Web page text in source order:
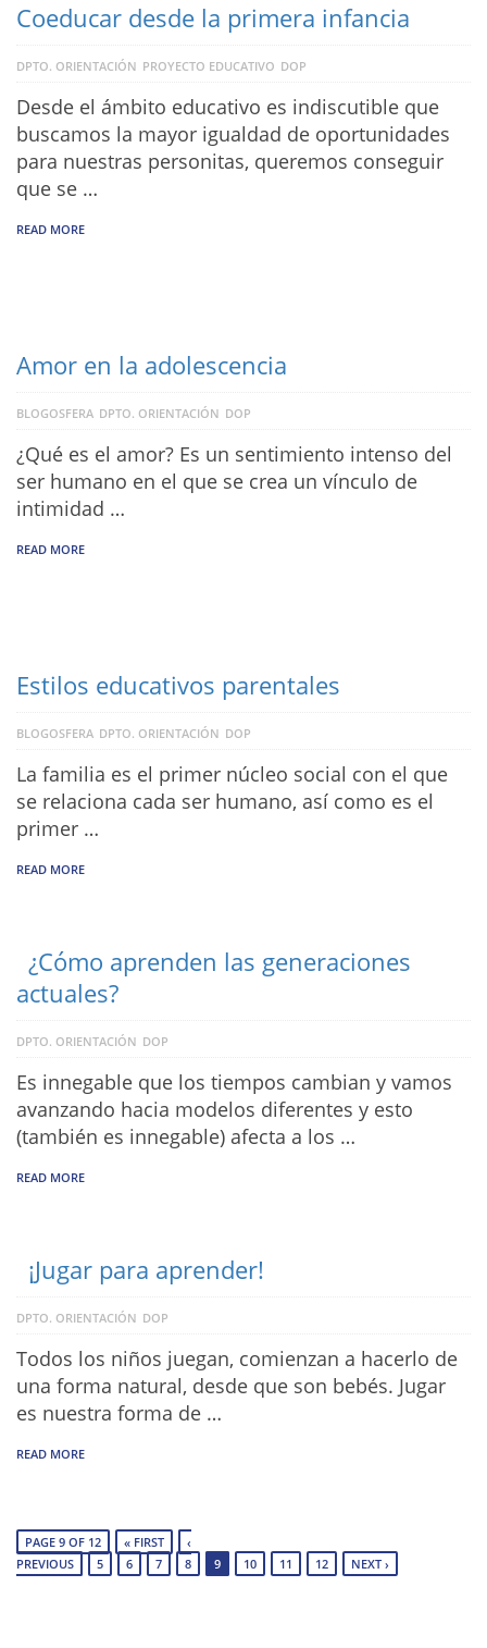
Coeducar desde la primera infancia
DPTO. ORIENTACIÓN PROYECTO EDUCATIVO DOP
Desde el ámbito educativo es indiscutible que
buscamos la mayor igualdad de oportunidades
para nuestras personitas, queremos conseguir
que se …
READ MORE
Amor en la adolescencia
BLOGOSFERA DPTO. ORIENTACIÓN DOP
¿Qué es el amor? Es un sentimiento intenso del
ser humano en el que se crea un vínculo de
intimidad …
READ MORE
Estilos educativos parentales
BLOGOSFERA DPTO. ORIENTACIÓN DOP
La familia es el primer núcleo social con el que
se relaciona cada ser humano, así como es el
primer …
READ MORE
¿Cómo aprenden las generaciones
actuales?
DPTO. ORIENTACIÓN DOP
Es innegable que los tiempos cambian y vamos
avanzando hacia modelos diferentes y esto
(también es innegable) afecta a los …
READ MORE
¡Jugar para aprender!
DPTO. ORIENTACIÓN DOP
Todos los niños juegan, comienzan a hacerlo de
una forma natural, desde que son bebés. Jugar
es nuestra forma de …
READ MORE
PAGE 9 OF 12 « FIRST
‹
PREVIOUS
5 6 7 8 9 10 11 12 NEXT ›